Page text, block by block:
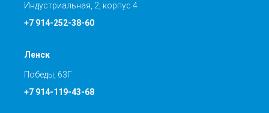
Индустриальная, 2, корпус 4
+7 914-252-38-60
Ленск
Победы, 63Г
+7 914-119-43-68